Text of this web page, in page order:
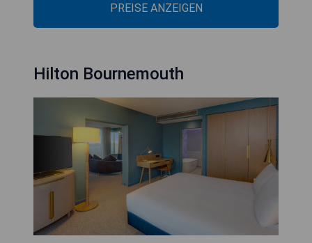
PREISE ANZEIGEN
Hilton Bournemouth